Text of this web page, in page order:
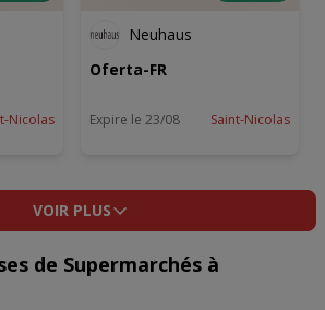
Nicolas
Neuhaus
Oferta-FR
Expire le 23/08 Saint-Nicolas
VOIR PLUS
de Supermarchés à